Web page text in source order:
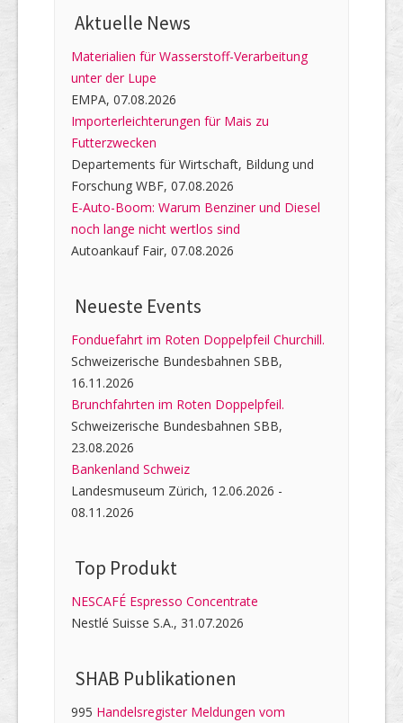
Aktuelle News
Materialien für Wasserstoff-Verarbeitung
unter der Lupe
EMPA, 07.08.2026
Importerleichterungen für Mais zu
Futterzwecken
Departements für Wirtschaft, Bildung und
Forschung WBF, 07.08.2026
E-Auto-Boom: Warum Benziner und Diesel
noch lange nicht wertlos sind
Autoankauf Fair, 07.08.2026
Neueste Events
Fonduefahrt im Roten Doppelpfeil Churchill.
Schweizerische Bundesbahnen SBB,
16.11.2026
Brunchfahrten im Roten Doppelpfeil.
Schweizerische Bundesbahnen SBB,
23.08.2026
Bankenland Schweiz
Landesmuseum Zürich, 12.06.2026 -
08.11.2026
Top Produkt
NESCAFÉ Espresso Concentrate
Nestlé Suisse S.A., 31.07.2026
SHAB Publi­kati­onen
995 Handelsregister Meldungen vom